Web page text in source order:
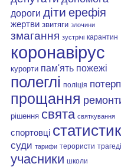
дороги діти ерефія
жертви звитяги злочини
змагання зустрічі карантин
коронавірус
курорти пам'ять пожежі
полеглі поліція
прощання
рішення свята святкування
спортовці
суди тарифи терористи
учасники школи